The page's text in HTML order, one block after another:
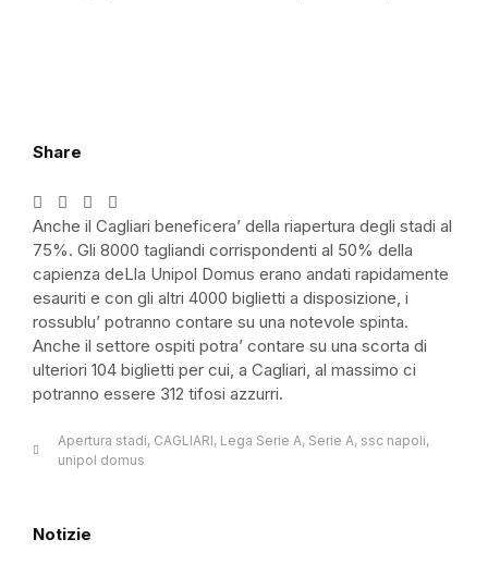
Share
Anche il Cagliari beneficera’ della riapertura degli stadi al
75%. Gli 8000 tagliandi corrispondenti al 50% della
capienza deLla Unipol Domus erano andati rapidamente
esauriti e con gli altri 4000 biglietti a disposizione, i
rossublu’ potranno contare su una notevole spinta.
Anche il settore ospiti potra’ contare su una scorta di
ulteriori 104 biglietti per cui, a Cagliari, al massimo ci
potranno essere 312 tifosi azzurri.
Apertura stadi, CAGLIARI, Lega Serie A, Serie A, ssc napoli,
unipol domus
Notizie